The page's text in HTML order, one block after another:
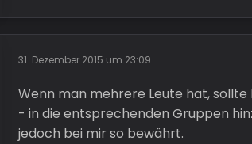
31. Dezember 2015 um 23:09
Wenn man mehrere Leute hat,
- in die entsprechenden Gruppen
jedoch bei mir so bewährt.